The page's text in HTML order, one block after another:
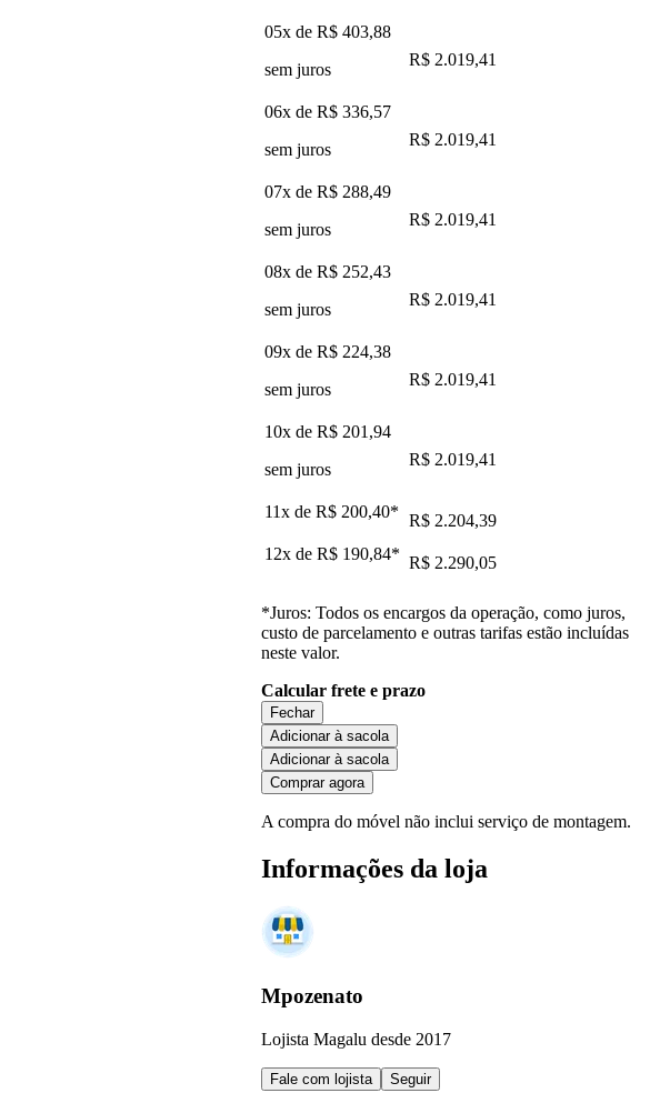
05x de R$ 403,88
sem juros
R$ 2.019,41
06x de R$ 336,57
sem juros
R$ 2.019,41
07x de R$ 288,49
sem juros
R$ 2.019,41
08x de R$ 252,43
sem juros
R$ 2.019,41
09x de R$ 224,38
sem juros
R$ 2.019,41
10x de R$ 201,94
sem juros
R$ 2.019,41
11x de R$ 200,40* R$ 2.204,39
12x de R$ 190,84* R$ 2.290,05
*Juros: Todos os encargos da operação, como juros,
custo de parcelamento e outras tarifas estão incluídas
neste valor.
Calcular frete e prazo
Fechar
Adicionar à sacola
Adicionar à sacola
Comprar agora
A compra do móvel não inclui serviço de montagem.
Informações da loja
Mpozenato
Lojista Magalu desde 2017
Fale com lojista Seguir